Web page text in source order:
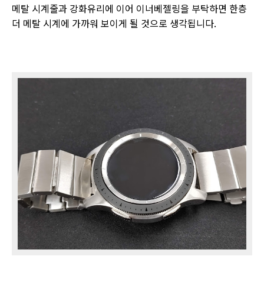
메탈 시계줄과 강화유리에 이어 이너베젤링을 부탁하면 한층
더 메탈 시계에 가까워 보이게 될 것으로 생각됩니다.